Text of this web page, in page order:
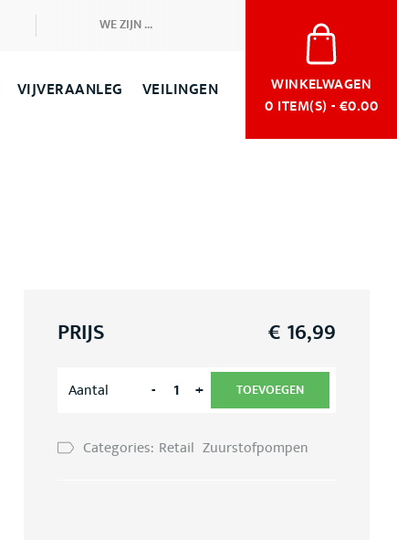
WE ZIJN ...
VIJVERAANLEG VEILINGEN
WINKELWAGEN
0 ITEM(S) - €0.00
PRIJS € 16,99
Aantal - + TOEVOEGEN
Categories: Retail Zuurstofpompen